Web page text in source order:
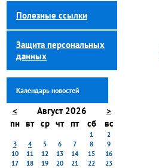
Полезные ссылки
Защита персональных
данных
Календарь новостей
< Август 2026
>
пн вт ср чт пт сб вс
1
2
3
4 5 6 7 8
9
10
11 12 13 14 15
16
17
18 19 20 21 22
23